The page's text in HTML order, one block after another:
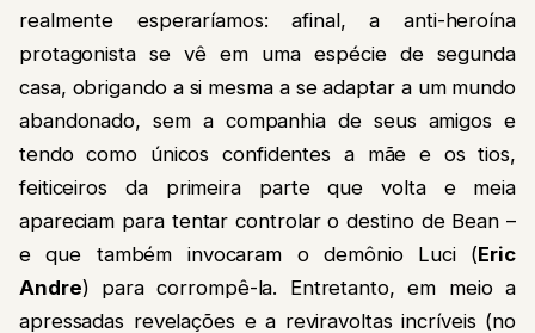
realmente esperaríamos: afinal, a anti-heroína
protagonista se vê em uma espécie de segunda
casa, obrigando a si mesma a se adaptar a um mundo
abandonado, sem a companhia de seus amigos e
tendo como únicos confidentes a mãe e os tios,
feiticeiros da primeira parte que volta e meia
apareciam para tentar controlar o destino de Bean –
e que também invocaram o demônio Luci (Eric
Andre) para corrompê-la. Entretanto, em meio a
apressadas revelações e a reviravoltas incríveis (no